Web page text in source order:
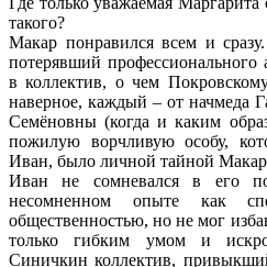
такого?
Макар понравился всем и
потерявший профессионального
в коллектив, о чем
наверное, каждый – от начмеда
Семёновны (когда и каким
пожилую ворчливую особу,
Иван, было личной тайной
Иван не сомневался в его
несомненном опыте как
общественностью, но не мог
только гибким умом и
Синичкин коллектив,